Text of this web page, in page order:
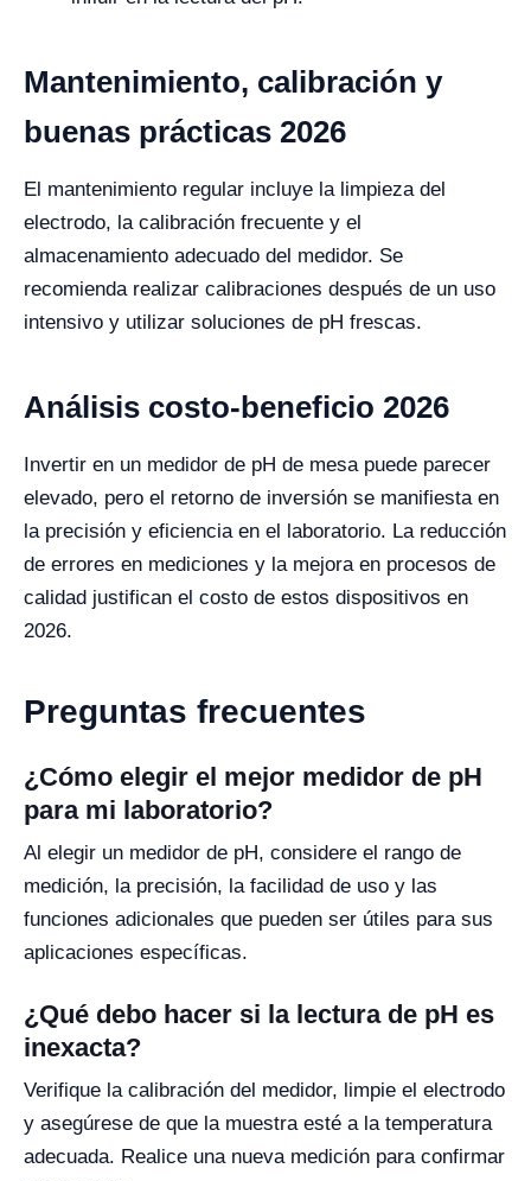
Mantenimiento, calibración y
buenas prácticas 2026
El mantenimiento regular incluye la limpieza del
electrodo, la calibración frecuente y el
almacenamiento adecuado del medidor. Se
recomienda realizar calibraciones después de un uso
intensivo y utilizar soluciones de pH frescas.
Análisis costo-beneficio 2026
Invertir en un medidor de pH de mesa puede parecer
elevado, pero el retorno de inversión se manifiesta en
la precisión y eficiencia en el laboratorio. La reducción
de errores en mediciones y la mejora en procesos de
calidad justifican el costo de estos dispositivos en
2026.
Preguntas frecuentes
¿Cómo elegir el mejor medidor de pH
para mi laboratorio?
Al elegir un medidor de pH, considere el rango de
medición, la precisión, la facilidad de uso y las
funciones adicionales que pueden ser útiles para sus
aplicaciones específicas.
¿Qué debo hacer si la lectura de pH es
inexacta?
Verifique la calibración del medidor, limpie el electrodo
y asegúrese de que la muestra esté a la temperatura
adecuada. Realice una nueva medición para confirmar